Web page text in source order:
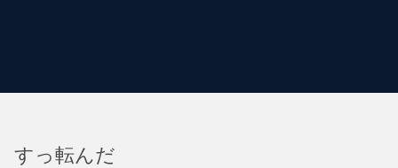
すっ転んだ